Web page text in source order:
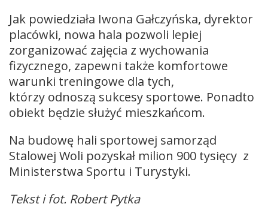
Jak powiedziała Iwona Gałczyńska, dyrektor
placówki, nowa hala pozwoli lepiej
zorganizować zajęcia z wychowania
fizycznego, zapewni także komfortowe
warunki treningowe dla tych,
którzy odnoszą sukcesy sportowe. Ponadto
obiekt będzie służyć mieszkańcom.
Na budowę hali sportowej samorząd
Stalowej Woli pozyskał milion 900 tysięcy z
Ministerstwa Sportu i Turystyki.
Tekst i fot. Robert Pytka